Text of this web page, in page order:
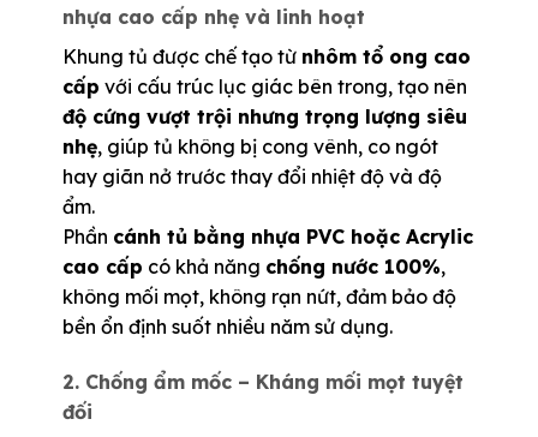
nhựa cao cấp nhẹ và linh hoạt
Khung tủ được chế tạo từ nhôm tổ ong cao
cấp với cấu trúc lục giác bên trong, tạo nên
độ cứng vượt trội nhưng trọng lượng siêu
nhẹ, giúp tủ không bị cong vênh, co ngót
hay giãn nở trước thay đổi nhiệt độ và độ
ẩm.
Phần cánh tủ bằng nhựa PVC hoặc Acrylic
cao cấp có khả năng chống nước 100%,
không mối mọt, không rạn nứt, đảm bảo độ
bền ổn định suốt nhiều năm sử dụng.
2. Chống ẩm mốc – Kháng mối mọt tuyệt
đối